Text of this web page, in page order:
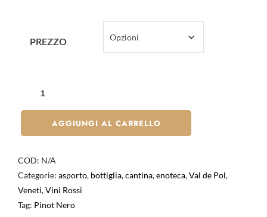
PREZZO
AGGIUNGI AL CARRELLO
COD: N/A
Categorie: asporto, bottiglia,cantina,enoteca,Val de Pol,
Veneti,Vini Rossi
Tag: Pinot Nero